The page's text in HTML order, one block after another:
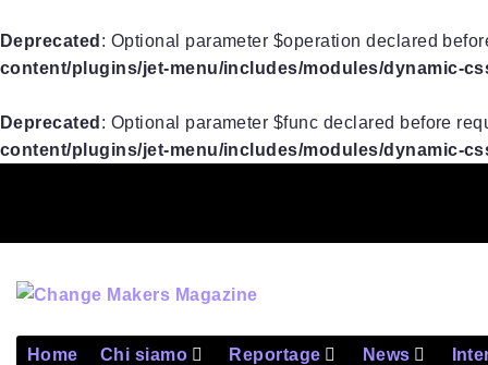
Deprecated : Optional parameter $operation declared
content/plugins/jet-menu/includes/modules/dynamic-
Deprecated : Optional parameter $func declared before
content/plugins/jet-menu/includes/modules/dynamic-
Home Chi siamo Reportage News